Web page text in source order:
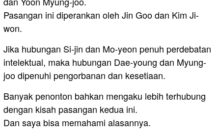
Pasangan ini diperankan oleh Jin Goo dan Kim Ji-
won.
Jika hubungan Si-jin dan Mo-yeon penuh perdebatan
intelektual, maka hubungan Dae-young dan Myung-
joo dipenuhi pengorbanan dan kesetiaan.
Banyak penonton bahkan mengaku lebih terhubung
dengan kisah pasangan kedua ini.
Dan saya bisa memahami alasannya.